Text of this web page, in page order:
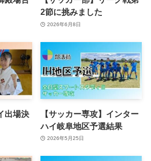
2節に挑みました
2026年6月8日
出場決
【サッカー専攻】インター
ハイ岐阜地区予選結果
2026年5月25日